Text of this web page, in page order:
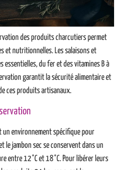
des produits charcutiers permet
et nutritionnelles. Les salaisons et
du fer et des vitamines B à
garantit la sécurité alimentaire et
ces produits artisanaux.
environnement spécifique pour
le jambon sec se conservent dans un
entre 12°C et 18°C. Pour libérer leurs